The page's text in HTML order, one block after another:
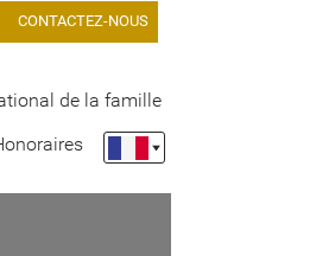
de la famille
CONTACTEZ-NOUS